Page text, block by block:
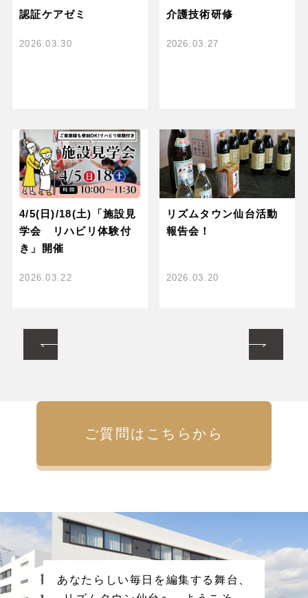
認証ケアゼミ
2026.03.30
介護技術研修
2026.03.27
4/5(日)/18(土)「施設見
学会 リハビリ体験付
き」開催
2026.03.22
リズムタウン仙台活動
報告会！
2026.03.20
ご質問はこちらから
あなたらしい毎日を編集する舞台、